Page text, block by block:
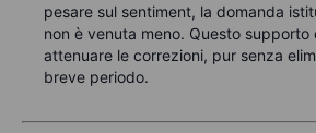
pesare sul sentiment, la domanda
non è venuta meno. Questo supporto
attenuare le correzioni, pur senza
breve periodo.